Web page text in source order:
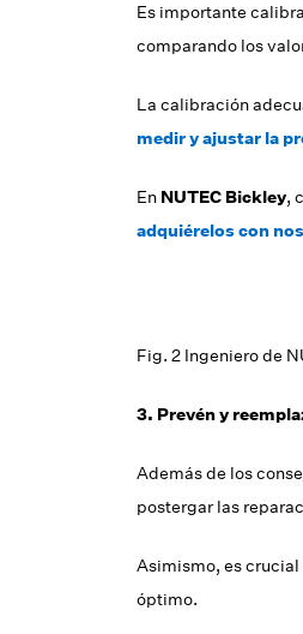
Es importante
comparando los
La calibración
medir y ajustar la
En NUTEC Bickley,
adquiérelos con
Fig. 2 Ingeniero de
3. Prevén y
Además de los
postergar las
Asimismo, es
óptimo.